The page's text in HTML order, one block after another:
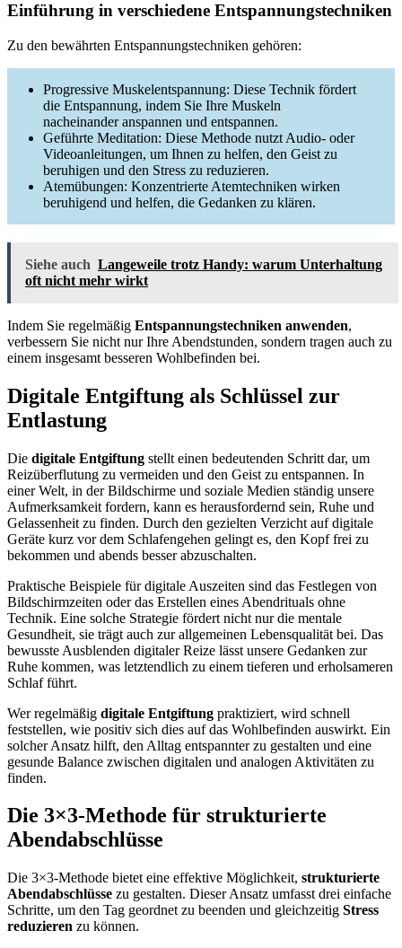
Einführung in verschiedene Entspannungstechniken
Zu den bewährten Entspannungstechniken gehören:
Progressive Muskelentspannung: Diese Technik fördert
die Entspannung, indem Sie Ihre Muskeln
nacheinander anspannen und entspannen.
Geführte Meditation: Diese Methode nutzt Audio- oder
Videoanleitungen, um Ihnen zu helfen, den Geist zu
beruhigen und den Stress zu reduzieren.
Atemübungen: Konzentrierte Atemtechniken wirken
beruhigend und helfen, die Gedanken zu klären.
Siehe auch Langeweile trotz Handy: warum Unterhaltung
oft nicht mehr wirkt
Indem Sie regelmäßig Entspannungstechniken anwenden,
verbessern Sie nicht nur Ihre Abendstunden, sondern tragen auch zu
einem insgesamt besseren Wohlbefinden bei.
Digitale Entgiftung als Schlüssel zur
Entlastung
Die digitale Entgiftung stellt einen bedeutenden Schritt dar, um
Reizüberflutung zu vermeiden und den Geist zu entspannen. In
einer Welt, in der Bildschirme und soziale Medien ständig unsere
Aufmerksamkeit fordern, kann es herausfordernd sein, Ruhe und
Gelassenheit zu finden. Durch den gezielten Verzicht auf digitale
Geräte kurz vor dem Schlafengehen gelingt es, den Kopf frei zu
bekommen und abends besser abzuschalten.
Praktische Beispiele für digitale Auszeiten sind das Festlegen von
Bildschirmzeiten oder das Erstellen eines Abendrituals ohne
Technik. Eine solche Strategie fördert nicht nur die mentale
Gesundheit, sie trägt auch zur allgemeinen Lebensqualität bei. Das
bewusste Ausblenden digitaler Reize lässt unsere Gedanken zur
Ruhe kommen, was letztendlich zu einem tieferen und erholsameren
Schlaf führt.
Wer regelmäßig digitale Entgiftung praktiziert, wird schnell
feststellen, wie positiv sich dies auf das Wohlbefinden auswirkt. Ein
solcher Ansatz hilft, den Alltag entspannter zu gestalten und eine
gesunde Balance zwischen digitalen und analogen Aktivitäten zu
finden.
Die 3×3-Methode für strukturierte
Abendabschlüsse
Die 3×3-Methode bietet eine effektive Möglichkeit, strukturierte
Abendabschlüsse zu gestalten. Dieser Ansatz umfasst drei einfache
Schritte, um den Tag geordnet zu beenden und gleichzeitig Stress
reduzieren zu können.